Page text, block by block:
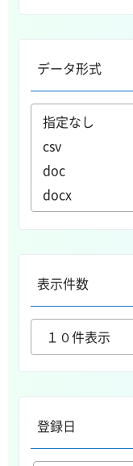
データ形式
表示件数
登録日